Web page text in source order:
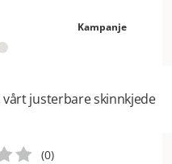
Kampanje
justerbare skinnkjede
(0)